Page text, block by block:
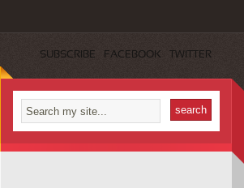
SUBSCRIBE FACEBOOK TWITTER